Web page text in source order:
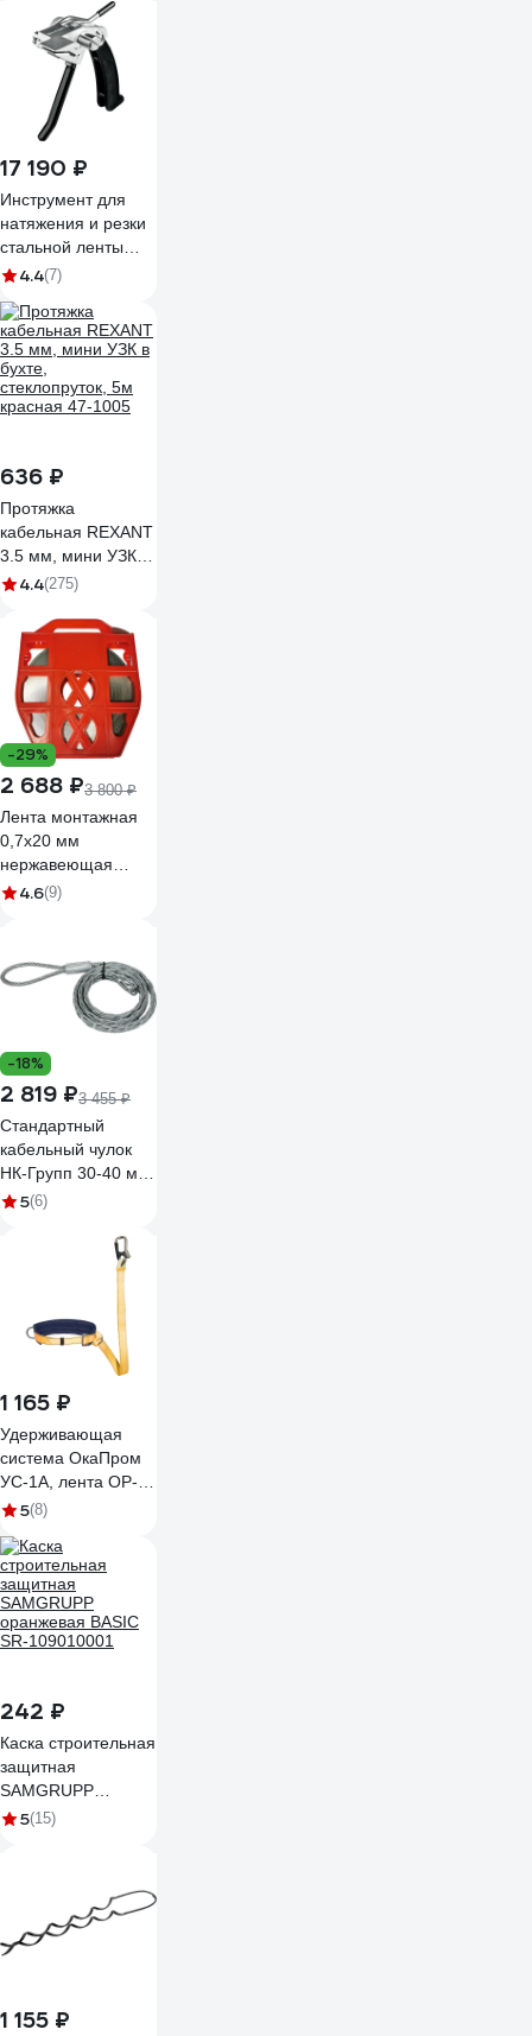
17 190 ₽
Инструмент для
натяжения и резки
стальной ленты
KRAFTOOL BT-20
4.4(7)
636 ₽
Протяжка
кабельная REXANT
3.5 мм, мини УЗК в
бухте,
красная 47-1005
4.4(275)
-29%
2 688 ₽3 800 ₽
Лента монтажная
0,7x20 мм
нержавеющая
сталь 50 метров
4.6(9)
-18%
2 819 ₽3 455 ₽
Стандартный
кабельный чулок
НК-Групп 30-40 мм
L=900 мм 1 петля
5(6)
1 165 ₽
Удерживающая
система ОкаПром
УС-1А, лента OP-
002
5(8)
242 ₽
Каска строительная
защитная
SAMGRUPP
оранжевая BASIC
5(15)
1 155 ₽